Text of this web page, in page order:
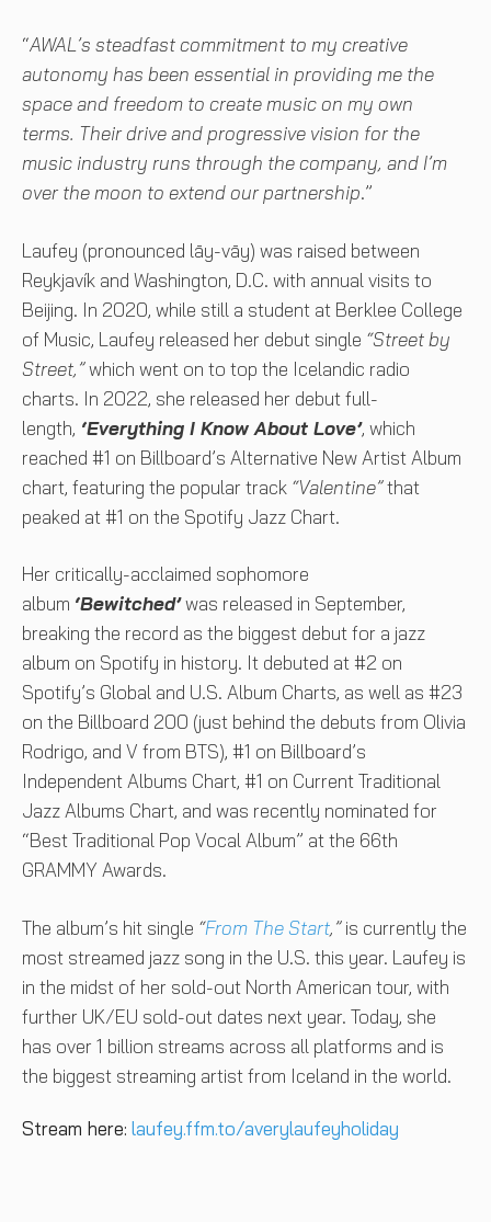
“AWAL’s steadfast commitment to my creative
autonomy has been essential in providing me the
space and freedom to create music on my own
terms. Their drive and progressive vision for the
music industry runs through the company, and I’m
over the moon to extend our partnership.”
Laufey (pronounced lāy-vāy) was raised between
Reykjavík and Washington, D.C. with annual visits to
Beijing. In 2020, while still a student at Berklee College
of Music, Laufey released her debut single “Street by
Street,”which went on to top the Icelandic radio
charts. In 2022, she released her debut full-
length, ‘Everything I Know About Love’, which
reached #1 on Billboard’s Alternative New Artist Album
chart, featuring the popular track “Valentine”that
peaked at #1 on the Spotify Jazz Chart.
Her critically-acclaimed sophomore
album ‘Bewitched’was released in September,
breaking the record as the biggest debut for a jazz
album on Spotify in history. It debuted at #2 on
Spotify’s Global and U.S. Album Charts, as well as #23
on the Billboard 200 (just behind the debuts from Olivia
Rodrigo, and V from BTS), #1 on Billboard’s
Independent Albums Chart, #1 on Current Traditional
Jazz Albums Chart, and was recently nominated for
“Best Traditional Pop Vocal Album” at the 66th
GRAMMY Awards.
The album’s hit single “From The Start,”is currently the
most streamed jazz song in the U.S. this year. Laufey is
in the midst of her sold-out North American tour, with
further UK/EU sold-out dates next year. Today, she
has over 1 billion streams across all platforms and is
the biggest streaming artist from Iceland in the world.
Stream here: laufey.ffm.to/averylaufeyholiday